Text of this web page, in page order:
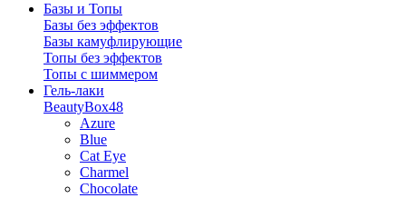
Базы и Топы
Базы без эффектов
Базы камуфлирующие
Топы без эффектов
Топы с шиммером
Гель-лаки
BeautyBox48
Azure
Blue
Cat Eye
Charmel
Chocolate